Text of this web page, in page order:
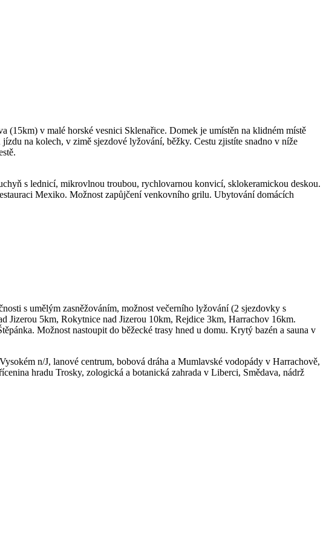
v malé horské vesnici Sklenařice. Domek je umístěn na klidném místě
na kolech, v zimě sjezdové lyžování, běžky. Cestu zjistíte snadno v níže
s lednicí, mikrovlnou troubou, rychlovarnou konvicí, sklokeramickou deskou.
Mexiko. Možnost zapůjčení venkovního grilu. Ubytování domácích
s umělým zasněžováním, možnost večerního lyžování (2 sjezdovky s
Jizerou 5km, Rokytnice nad Jizerou 10km, Rejdice 3km, Harrachov 16km.
Možnost nastoupit do běžecké trasy hned u domu. Krytý bazén a sauna v
n/J, lanové centrum, bobová dráha a Mumlavské vodopády v Harrachově,
hradu Trosky, zologická a botanická zahrada v Liberci, Smědava, nádrž